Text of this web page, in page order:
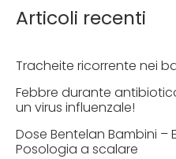
Articoli recenti
Tracheite ricorrente nei
Febbre durante
un virus influenzale!
Dose Bentelan Bambini –
Posologia a scalare